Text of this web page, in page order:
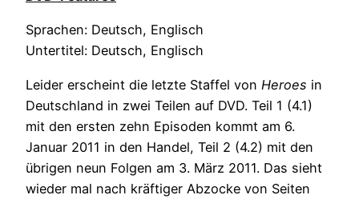
Sprachen: Deutsch, Englisch
Untertitel: Deutsch, Englisch
Leider erscheint die letzte Staffel von Heroes in
Deutschland in zwei Teilen auf DVD. Teil 1 (4.1)
mit den ersten zehn Episoden kommt am 6.
Januar 2011 in den Handel, Teil 2 (4.2) mit den
übrigen neun Folgen am 3. März 2011. Das sieht
wieder mal nach kräftiger Abzocke von Seiten